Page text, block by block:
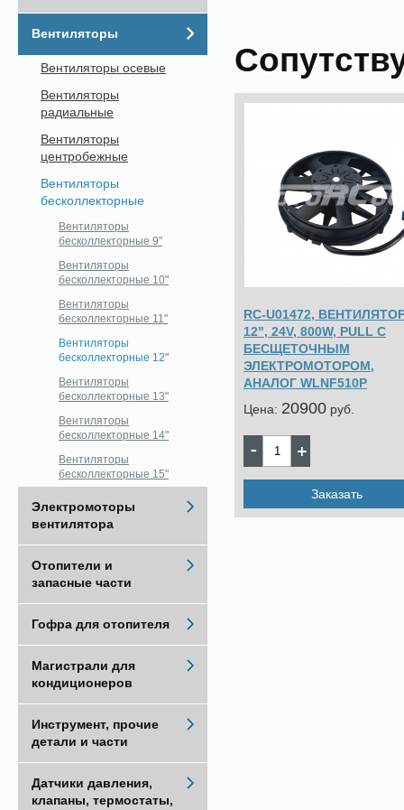
RC-U01472,
12", 24V, 800W, PULL С
БЕСЩЕТОЧНЫМ
ЭЛЕКТРОМОТОРОМ,
АНАЛОГ WLNF510P
Цена: 20900 pуб.
Заказать
Вентиляторы
Вентиляторы осевые
Вентиляторы
радиальные
Вентиляторы
центробежные
Вентиляторы
бесколлекторные
Вентиляторы
бесколлекторные 9"
Вентиляторы
бесколлекторные 10"
Вентиляторы
бесколлекторные 11"
Вентиляторы
бесколлекторные 12"
Вентиляторы
бесколлекторные 13"
Вентиляторы
бесколлекторные 14"
Вентиляторы
бесколлекторные 15"
Электромоторы
вентилятора
Отопители и
запасные части
Гофра для отопителя
Магистрали для
кондиционеров
Инструмент, прочие
детали и части
Датчики давления,
клапаны, термостаты,